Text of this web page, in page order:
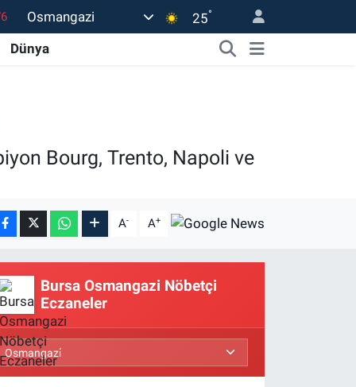
Osmangazi 25°
Dünya
Bourg, Trento, Napoli ve
A- A+
Bursa Osmangazi Nöbetçi
Eczaneler